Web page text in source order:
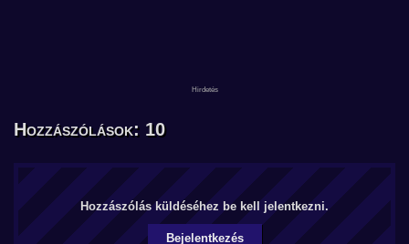
Hozzászólások: 10
Hozzászólás küldéséhez be kell jelentkezni.
Bejelentkezés